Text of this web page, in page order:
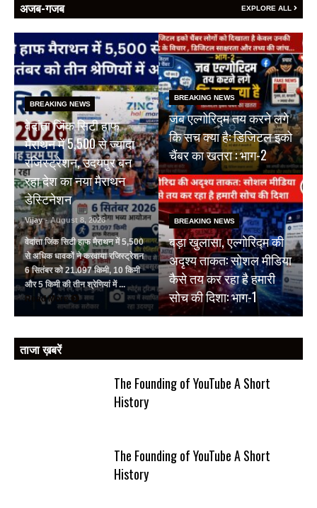
अजब-गजब EXPLORE ALL
BREAKING NEWS
वेदांता जिंक सिटी हाफ
मैराथन में 5,500 से ज्यादा
रजिस्ट्रेशन, उदयपुर बन
रहा देश का नया मैराथन
डेस्टिनेशन
Vijay - August 8, 2026
वेदांता जिंक सिटी हाफ मैराथन में 5,500
से अधिक धावकों ने करवाया रजिस्ट्रेशन
6 सितंबर को 21.097 किमी, 10 किमी
और 5 किमी की तीन श्रेणियां में ...
Read More
BREAKING NEWS
जब एल्गोरिद्म तय करने लगे
कि सच क्या है: डिजिटल इको
चैंबर का खतरा : भाग-2
BREAKING NEWS
बड़ा खुलासा, एल्गोरिद्म की
अदृश्य ताकत: सोशल मीडिया
कैसे तय कर रहा है हमारी
सोच की दिशा: भाग-1
ताजा ख़बरें
The Founding of YouTube A Short
History
The Founding of YouTube A Short
History